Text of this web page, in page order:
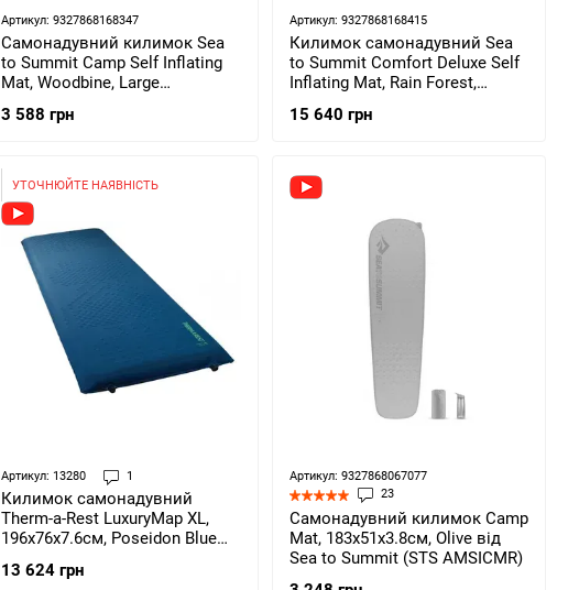
Артикул: 9327868168347
Самонадувний килимок Sea
to Summit Camp Self Inflating
Mat, Woodbine, Large
3 588 грн
Артикул: 9327868168415
Килимок самонадувний Sea
to Summit Comfort Deluxe Self
Inflating Mat, Rain Forest,
15 640 грн
УТОЧНЮЙТЕ НАЯВНІСТЬ
Артикул: 13280 1
Килимок самонадувний
Therm-a-Rest LuxuryMap XL,
196x76х7.6см, Poseidon Blue
13 624 грн
Артикул: 9327868067077
23
Самонадувний килимок Camp
Mat, 183х51х3.8см, Olive від
Sea to Summit (STS AMSICMR)